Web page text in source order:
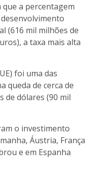
que a percentagem
(616 mil milhões de
a taxa mais alta
foi uma das
queda de cerca de
de dólares (90 mil
o investimento
Áustria, França
e em Espanha